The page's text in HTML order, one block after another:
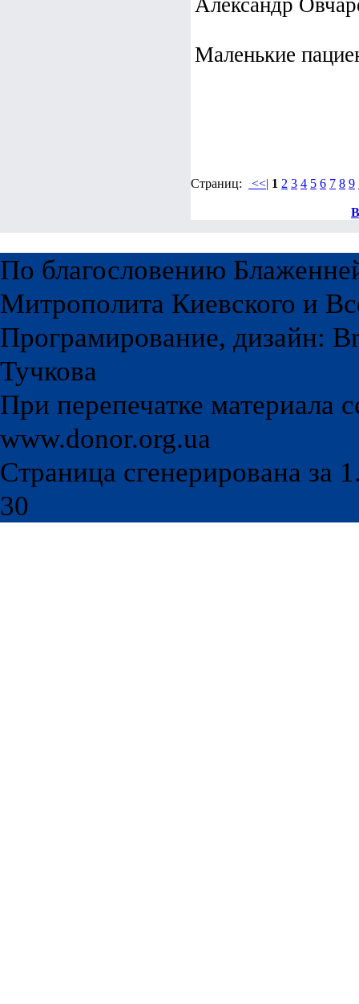
Александр
Маленькие
Страниц: <<| 1 2 3 4 5 6 7 8 9
По благословению
Митрополита Киевского и
Програмирование, дизайн:
Тучкова
При перепечатке материала
www.donor.org.ua
Страница сгенерирована за
30